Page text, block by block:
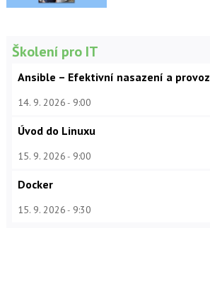
Školení pro IT
Ansible – Efektivní nasazení a provoz
14. 9. 2026 9:00
Úvod do Linuxu
15. 9. 2026 9:00
Docker
15. 9. 2026 9:30